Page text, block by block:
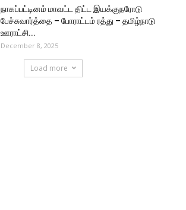
நாகப்பட்டினம் மாவட்ட திட்ட இயக்குநரோடு
பேச்சுவார்த்தை – போராட்டம் ரத்து – தமிழ்நாடு
ஊராட்சி...
December 8, 2025
Load more